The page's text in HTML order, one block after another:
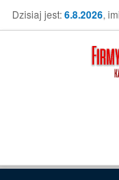
Dzisiaj jest:6.8.2026,